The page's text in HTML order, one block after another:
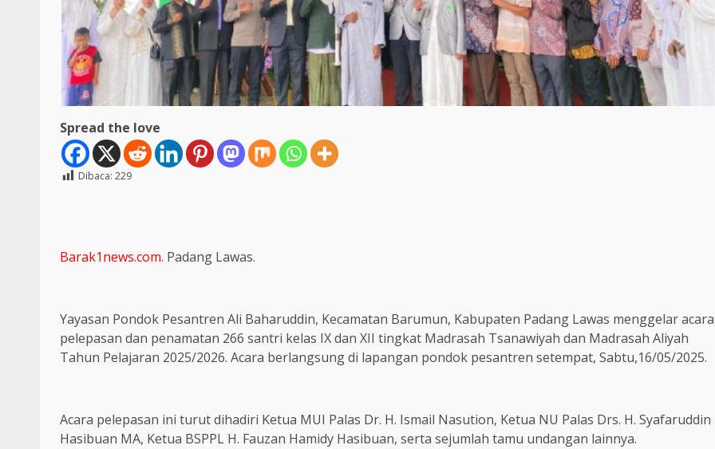
Spread the love
Dibaca: 229
Barak1news.com. Padang Lawas.
Yayasan Pondok Pesantren Ali Baharuddin, Kecamatan Barumun, Kabupaten Padang Lawas menggelar acara
pelepasan dan penamatan 266 santri kelas IX dan XII tingkat Madrasah Tsanawiyah dan Madrasah Aliyah
Tahun Pelajaran 2025/2026. Acara berlangsung di lapangan pondok pesantren setempat, Sabtu,16/05/2025.
Acara pelepasan ini turut dihadiri Ketua MUI Palas Dr. H. Ismail Nasution, Ketua NU Palas Drs. H. Syafaruddin
Hasibuan MA, Ketua BSPPL H. Fauzan Hamidy Hasibuan, serta sejumlah tamu undangan lainnya.